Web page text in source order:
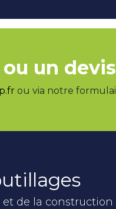
un
ou via notre
et de la construction